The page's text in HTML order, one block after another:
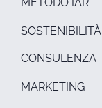
SOSTENIBILITÀ
CONSULENZA
MARKETING